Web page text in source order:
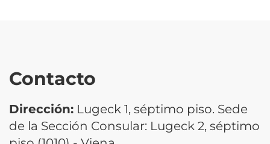
Contacto
Dirección: Lugeck 1, séptimo piso. Sede
de la Sección Consular: Lugeck 2, séptimo